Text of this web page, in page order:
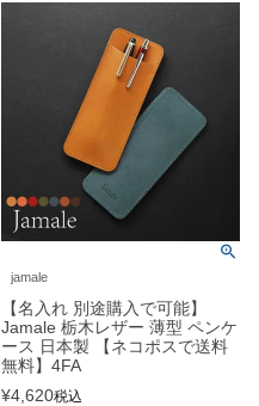
jamale
【名入れ 別途購入で可能】
Jamale 栃木レザー 薄型 ペンケ
ース 日本製 【ネコポスで送料
無料】4FA
¥4,620税込